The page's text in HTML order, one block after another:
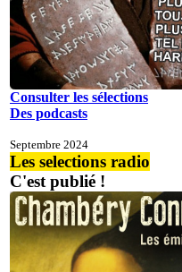
Consulter les sélections
Des podcasts
Septembre 2024
Les selections radio
C'est publié !